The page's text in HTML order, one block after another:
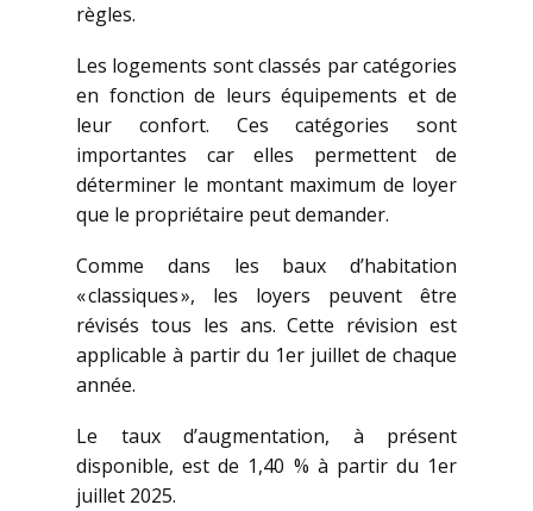
règles.
Les logements sont classés par catégories
en fonction de leurs équipements et de
leur confort. Ces catégories sont
importantes car elles permettent de
déterminer le montant maximum de loyer
que le propriétaire peut demander.
Comme dans les baux d’habitation
« classiques », les loyers peuvent être
révisés tous les ans. Cette révision est
applicable à partir du 1er juillet de chaque
année.
Le taux d’augmentation, à présent
disponible, est de 1,40 % à partir du 1er
juillet 2025.